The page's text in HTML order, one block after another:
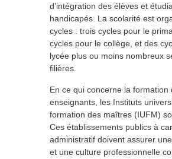
d’intégration des élèves et
handicapés. La scolarité est
cycles : trois cycles pour le
cycles pour le collège, et des
lycée plus ou moins nombreux
filières.
En ce qui concerne la formation
enseignants, les Instituts
formation des maîtres (IUFM)
Ces établissements publics à
administratif doivent assurer
et une culture professionnelle